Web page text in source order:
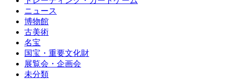
ニュース
博物館
古美術
名宝
国宝・重要文化財
展覧会・企画会
未分類